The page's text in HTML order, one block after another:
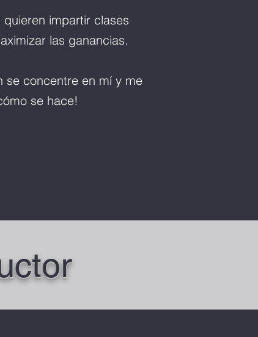
impartir clases
las ganancias.
se concentre en mí y me
se hace!